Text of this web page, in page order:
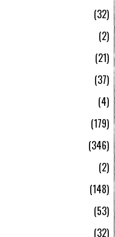
32
2
21
37
4
179
346
2
148
53
32